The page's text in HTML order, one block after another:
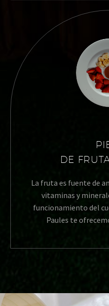
DE
La fruta es fuente de
vitaminas y
funcionamiento del
Paules te